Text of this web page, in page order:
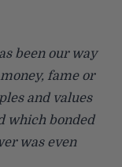
been our way
fame or
and values
which bonded
was even